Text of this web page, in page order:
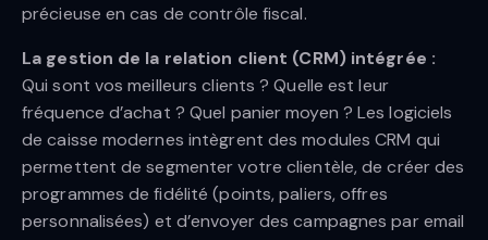
précieuse en cas de contrôle fiscal.
La gestion de la relation client (CRM) intégrée :
Qui sont vos meilleurs clients ? Quelle est leur
fréquence d’achat ? Quel panier moyen ? Les logiciels
de caisse modernes intègrent des modules CRM qui
permettent de segmenter votre clientèle, de créer des
programmes de fidélité (points, paliers, offres
personnalisées) et d’envoyer des campagnes par email